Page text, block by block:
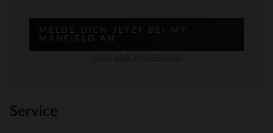
MELDE DICH JETZT BEI MY
MANFIELD AN
Service